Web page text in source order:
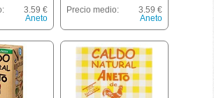
3.59 €
Aneto
Precio medio:
3.59 €
Aneto